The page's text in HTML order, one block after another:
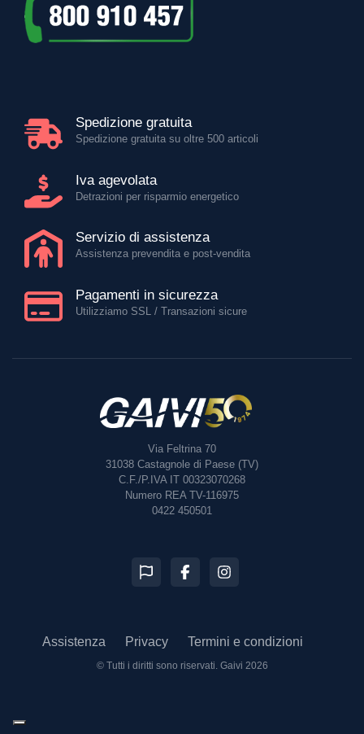
Spedizione gratuita
Spedizione gratuita su oltre 500 articoli
Iva agevolata
Detrazioni per risparmio energetico
Servizio di assistenza
Assistenza prevendita e post-vendita
Pagamenti in sicurezza
Utilizziamo SSL / Transazioni sicure
Via Feltrina 70
31038 Castagnole di Paese (TV)
C.F./P.IVA IT 00323070268
Numero REA TV-116975
0422 450501
Assistenza Privacy Termini e condizioni
© Tutti i diritti sono riservati. Gaivi 2026